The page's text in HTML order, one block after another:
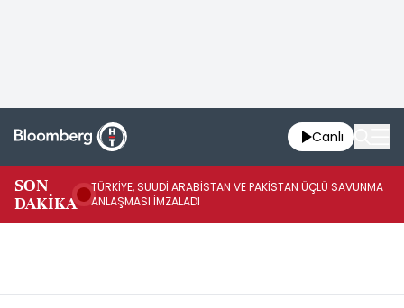
Canlı
SON
DAKİKA
TÜRKİYE, SUUDİ ARABİSTAN VE PAKİSTAN ÜÇLÜ SAVUNMA
ANLAŞMASI İMZALADI